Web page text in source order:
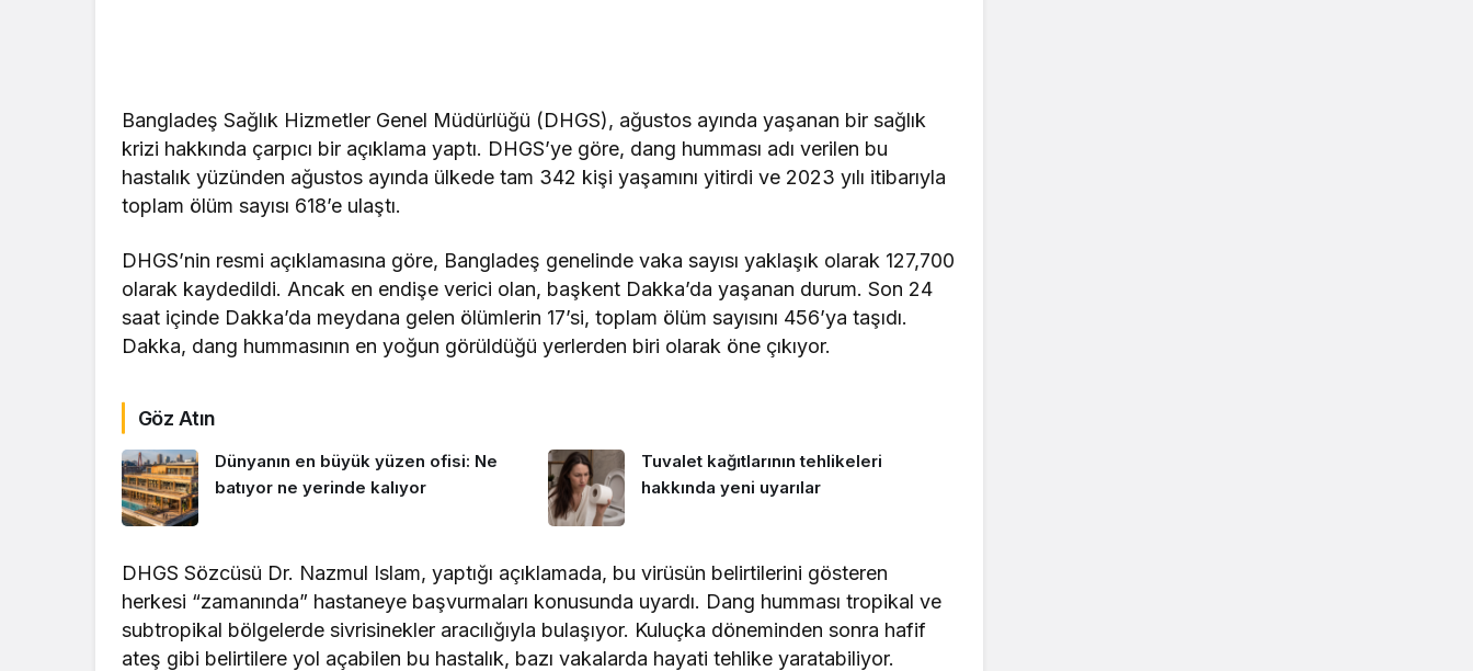
Bangladeş Sağlık Hizmetler Genel Müdürlüğü (DHGS), ağustos ayında yaşanan bir sağlık
krizi hakkında çarpıcı bir açıklama yaptı. DHGS’ye göre, dang humması adı verilen bu
hastalık yüzünden ağustos ayında ülkede tam 342 kişi yaşamını yitirdi ve 2023 yılı itibarıyla
toplam ölüm sayısı 618’e ulaştı.
DHGS’nin resmi açıklamasına göre, Bangladeş genelinde vaka sayısı yaklaşık olarak 127,700
olarak kaydedildi. Ancak en endişe verici olan, başkent Dakka’da yaşanan durum. Son 24
saat içinde Dakka’da meydana gelen ölümlerin 17’si, toplam ölüm sayısını 456’ya taşıdı.
Dakka, dang hummasının en yoğun görüldüğü yerlerden biri olarak öne çıkıyor.
Göz Atın
Dünyanın en büyük yüzen ofisi: Ne
batıyor ne yerinde kalıyor
Tuvalet kağıtlarının tehlikeleri
hakkında yeni uyarılar
DHGS Sözcüsü Dr. Nazmul Islam, yaptığı açıklamada, bu virüsün belirtilerini gösteren
herkesi “zamanında” hastaneye başvurmaları konusunda uyardı. Dang humması tropikal ve
subtropikal bölgelerde sivrisinekler aracılığıyla bulaşıyor. Kuluçka döneminden sonra hafif
ateş gibi belirtilere yol açabilen bu hastalık, bazı vakalarda hayati tehlike yaratabiliyor.